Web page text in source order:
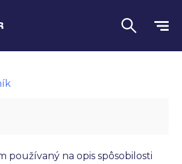
testovanie
na pohovor
používaný na opis spôsobilosti